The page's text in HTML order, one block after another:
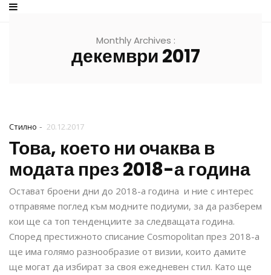
Monthly Archives :
декември 2017
Стилно - 20.12.2017
Това, което ни очаква в
модата през 2018-а година
Остават броени дни до 2018-а година и ние с интерес
отправяме поглед към модните подиуми, за да разберем
кои ще са топ тенденциите за следващата година.
Според престижното списание Cosmopolitan през 2018-а
ще има голямо разнообразие от визии, които дамите
ще могат да избират за своя ежедневен стил. Като ще